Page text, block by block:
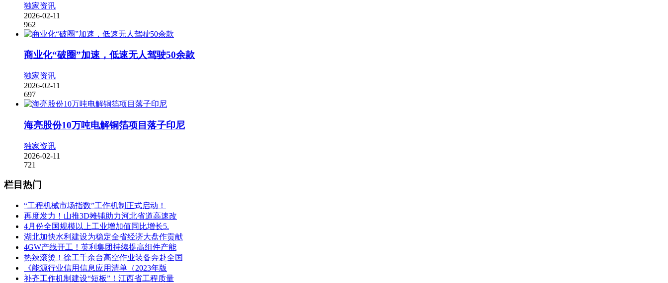
独家资讯
2026-02-11
962
商业化“破圈”加速，低速无人驾驶50余款
独家资讯
2026-02-11
697
海亮股份10万吨电解铜箔项目落子印尼
独家资讯
2026-02-11
721
栏目热门
“工程机械市场指数”工作机制正式启动！
再度发力！山推3D摊铺助力河北省道高速改
4月份全国规模以上工业增加值同比增长5.
湖北加快水利建设为稳定全省经济大盘作贡献
4GW产线开工！英利集团持续提高组件产能
热辣滚烫！徐工千余台高空作业装备奔赴全国
《能源行业信用信息应用清单（2023年版
补齐工作机制建设“短板”！江西省工程质量